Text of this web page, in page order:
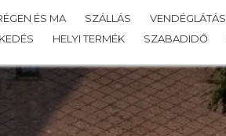
ÉS MA SZÁLLÁS VENDÉGLÁTÁS
HELYI TERMÉK SZABADIDŐ